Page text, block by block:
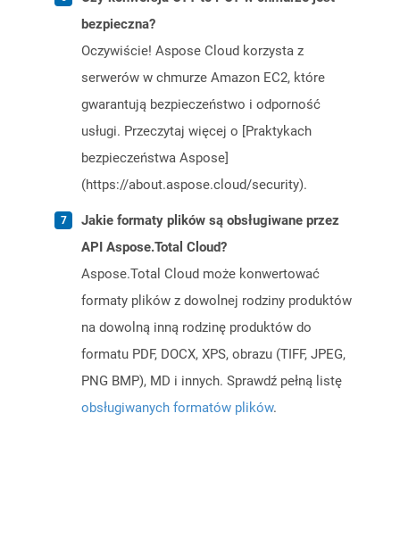
bezpieczna?
Oczywiście! Aspose Cloud korzysta z
serwerów w chmurze Amazon EC2, które
gwarantują bezpieczeństwo i odporność
usługi. Przeczytaj więcej o [Praktykach
bezpieczeństwa Aspose]
(https://about.aspose.cloud/security).
Jakie formaty plików są obsługiwane przez
API Aspose.Total Cloud?
Aspose.Total Cloud może konwertować
formaty plików z dowolnej rodziny produktów
na dowolną inną rodzinę produktów do
formatu PDF, DOCX, XPS, obrazu (TIFF, JPEG,
PNG BMP), MD i innych. Sprawdź pełną listę
obsługiwanych formatów plików.